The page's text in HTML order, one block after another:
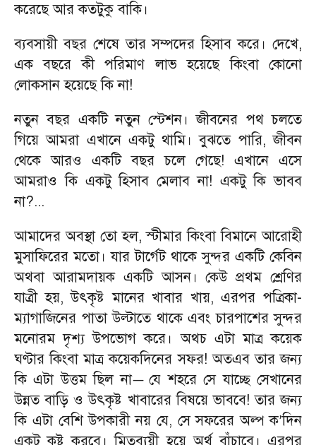
করেছে আর কতটুকু বাকি।
ব্যবসায়ী বছর শেষে তার সম্পদের হিসাব করে। দেখে,
এক বছরে কী পরিমাণ লাভ হয়েছে কিংবা কোনো
লোকসান হয়েছে কি না!
নতুন বছর একটি নতুন স্টেশন। জীবনের পথ চলতে
গিয়ে আমরা এখানে একটু থামি। বুঝতে পারি,জীবন
থেকে আরও একটি বছর চলে গেছে! এখানে এসে
আমরাও কি একটু হিসাব মেলাব না! একটু কি ভাবব
না?...
আমাদের অবস্থা তো হল,স্টীমার কিংবা বিমানে আরোহী
মুসাফিরের মতো। যার টার্গেট থাকে সুন্দর একটি কেবিন
অথবা আরামদায়ক একটি আসন। কেউ প্রথম শ্রেণির
যাত্রী হয়,উৎকৃষ্ট মানের খাবার খায়,এরপর পত্রিকা-
ম্যাগাজিনের পাতা উল্টাতে থাকে এবং চারপাশের সুন্দর
মনোরম দৃশ্য উপভোগ করে। অথচ এটা মাত্র কয়েক
ঘণ্টার কিংবা মাত্র কয়েকদিনের সফর! অতএব তার জন্য
কি এটা উত্তম ছিল না— যে শহরে সে যাচ্ছে সেখানের
উন্নত বাড়ি ও উৎকৃষ্ট খাবারের বিষয়ে ভাববে! তার জন্য
কি এটা বেশি উপকারী নয় যে, সে সফরের অল্প ক’দিন
একটু কষ্ট করবে। মিতব্যয়ী হয়ে অর্থ বাঁচাবে। এরপর